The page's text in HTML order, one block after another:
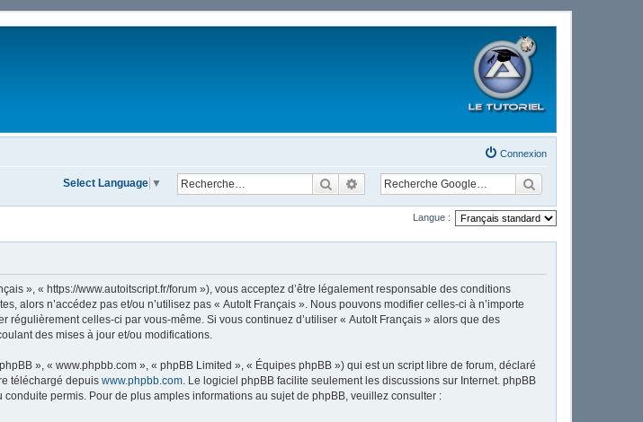
Connexion
RechercherRecherche avancée
Select Language ▼
Langue :
», « https://www.autoitscript.fr/forum »), vous acceptez d’être légalement responsable des conditions
alors n’accédez pas et/ou n’utilisez pas « AutoIt Français ». Nous pouvons modifier celles-ci à n’importe
celles-ci par vous-même. Si vous continuez d’utiliser « AutoIt Français » alors que des
des mises à jour et/ou modifications.
», « www.phpbb.com », « phpBB Limited », « Équipes phpBB ») qui est un script libre de forum, déclaré
téléchargé depuis www.phpbb.com . Le logiciel phpBB facilite seulement les discussions sur Internet. phpBB
permis. Pour de plus amples informations au sujet de phpBB, veuillez consulter :